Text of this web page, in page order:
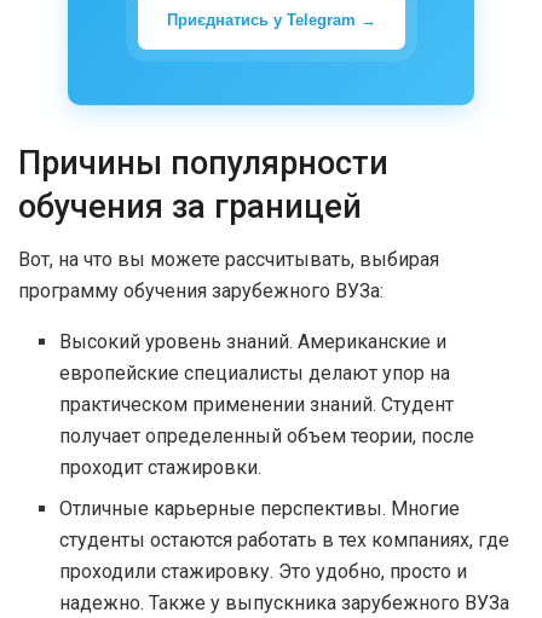
Приєднатись у Telegram →
Причины популярности
обучения за границей
Вот, на что вы можете рассчитывать, выбирая
программу обучения зарубежного ВУЗа:
Высокий уровень знаний. Американские и
европейские специалисты делают упор на
практическом применении знаний. Студент
получает определенный объем теории, после
проходит стажировки.
Отличные карьерные перспективы. Многие
студенты остаются работать в тех компаниях, где
проходили стажировку. Это удобно, просто и
надежно. Также у выпускника зарубежного ВУЗа